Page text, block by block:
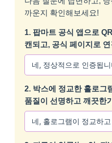
까운지 확인해보세요!
1. 팝마트 공식 앱으로
캔되고, 공식 페이지로
2. 박스에 정교한 홀로그
품질이 선명하고 깨끗한